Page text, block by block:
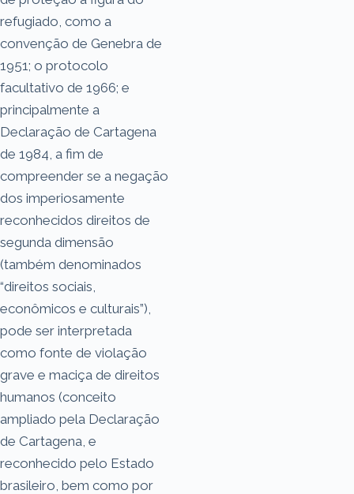
refugiado, como a
convenção de Genebra de
1951; o protocolo
facultativo de 1966; e
principalmente a
Declaração de Cartagena
de 1984, a fim de
compreender se a negação
dos imperiosamente
reconhecidos direitos de
segunda dimensão
(também denominados
“direitos sociais,
econômicos e culturais”),
pode ser interpretada
como fonte de violação
grave e maciça de direitos
humanos (conceito
ampliado pela Declaração
de Cartagena, e
reconhecido pelo Estado
brasileiro, bem como por